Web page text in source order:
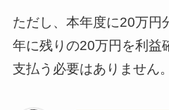
ただし、本年度に20万円
年に残りの20万円を利益
支払う必要はありません。